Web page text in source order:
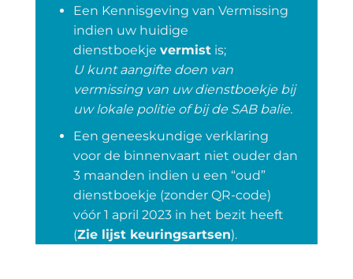
Een Kennisgeving van Vermissing
indien uw huidige
dienstboekje vermistis;
U kunt aangifte doen van
vermissing van uw dienstboekje bij
uw lokale politie of bij de SAB balie.
Een geneeskundige verklaring
voor de binnenvaart niet ouder dan
3 maanden indien u een “oud”
dienstboekje (zonder QR-code)
vóór 1 april 2023 in het bezit heeft
(Zie lijst keuringsartsen).